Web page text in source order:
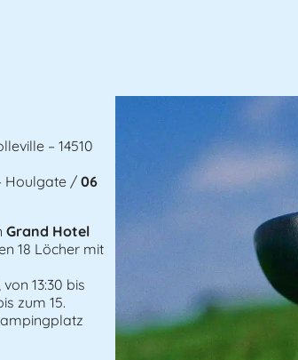
– 14510
Houlgate / 06
Grand Hotel
18 Löcher mit
13:30 bis
zum 15.